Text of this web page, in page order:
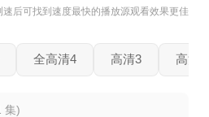
速后可找到速度最快的播放源观看效果更佳
全高清4 高清3 高清2
集)